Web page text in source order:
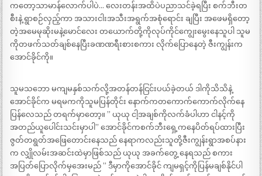
ကတော့သာမာန်လောက်ပါပဲ… လေးတန်းအထိပဲပညာသင်ခဲ့ရပြီး စက်ဘီးတ
စီးနဲ့ ရွာစဉ်လှည့်ကာ အသားငါးအသီးအရွက်အစုံရောင်း ချပြီး အဖေမရှိတော့
တဲ့အမေမုဆိုးမနဲ့မောင်လေး တယောက်တို့ကိုလုပ်ကိုင်ကျွေးမွေးနေသူပါ သူမ
ကိုတဖက်သတ်ချစ်နေပြီးခဏဏရီးစားစကား လိုက်ပြောနေတဲ့ ဇီးကျွန်းက
အောင်ခိုင်ကို။
သူမသဘော မကျမနှစ်သက်လို့အတန်တန်ငြင်းပယ်ခဲ့တယ် ဒါကိုသိသိနဲ့
အောင်ခိုင်က မရမကကိုသူမပြန်တိုင်း နောက်ကတကောက်ကောက်လိုက်နေ
ပြန်လေသည် တရက်မှာတော့။ ” ယုယု ငါ့အချစ်ကိုလက်ခံပါဟာ ငါနင့်ကို
အတည်ယူပေါင်းသင်းမှာပါ” အောင်ခိုင်ကစက်ဘီးရှေ့ကနေပိတ်ရပ်ထားပြီး
ဇွတ်တရွတ်အဖြေတောင်းနေသည် နေရာကလည်းသူတို့ဇီးကျွန်းရွာအစပ်နား
က လျှိုလမ်းအဆင်းထဲမှာဖြစ်သည် ယုယု အခက်တွေ့ နေရသည် စကား
အပြတ်ပြောလိုက်မှအေးမည် ” ဒီမှာကိုအောင်ခိုင် ကျမရှင့်ကိုပြန်မချစ်နိုင်ပါ